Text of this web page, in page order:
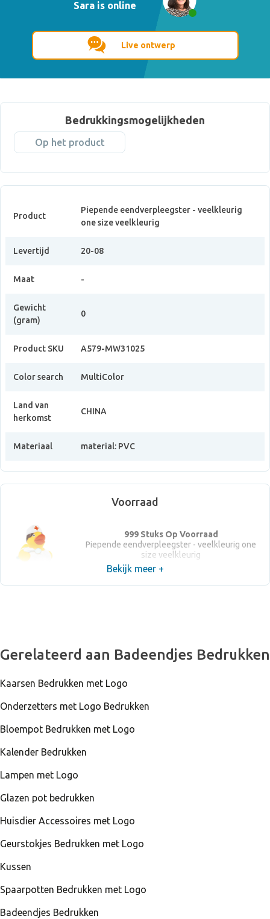
Sara is online
Live ontwerp
Bedrukkingsmogelijkheden
Op het product
Product
Piepende eendverpleegster - veelkleurig
one size veelkleurig
Levertijd 20-08
Maat -
Gewicht
(gram)
0
Product SKU A579-MW31025
Color search MultiColor
Land van
herkomst
CHINA
Materiaal material: PVC
Voorraad
999 Stuks Op Voorraad
Piepende eendverpleegster - veelkleurig one
size veelkleurig
Bekijk meer +
Gerelateerd aan Badeendjes Bedrukken
Kaarsen Bedrukken met Logo
Onderzetters met Logo Bedrukken
Bloempot Bedrukken met Logo
Kalender Bedrukken
Lampen met Logo
Glazen pot bedrukken
Huisdier Accessoires met Logo
Geurstokjes Bedrukken met Logo
Kussen
Spaarpotten Bedrukken met Logo
Badeendjes Bedrukken